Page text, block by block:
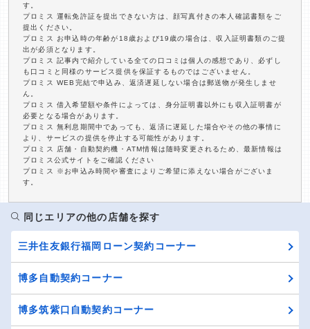
す。
プロミス 運転免許証を提出できない方は、顔写真付きの本人確認書類をご
提出ください。
プロミス お申込時の年齢が18歳および19歳の場合は、収入証明書類のご提
出が必須となります。
プロミス 記事内で紹介している全ての口コミは個人の感想であり、必ずし
も口コミと同様のサービス提供を保証するものではございません。
プロミス WEB完結で申込み、返済遅延しない場合は郵送物が発生しませ
ん。
プロミス 借入希望額や条件によっては、身分証明書以外にも収入証明書が
必要となる場合があります。
プロミス 無利息期間中であっても、返済に遅延した場合やその他の事情に
より、サービスの提供を停止する可能性があります。
プロミス 店舗・自動契約機・ATM情報は随時変更されるため、最新情報は
プロミス公式サイトをご確認ください
プロミス ※お申込み時間や審査によりご希望に添えない場合がございま
す。
同じエリアの他の店舗を探す
三井住友銀行福岡ローン契約コーナー
博多自動契約コーナー
博多筑紫口自動契約コーナー